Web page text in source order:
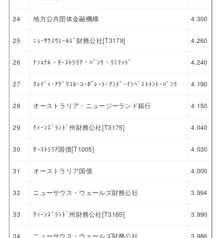
24 地方公共団体金融機構 4.300
25 ﾆｭｰｻｳｽｳｪｰﾙｽﾞ財務公社[T3179] 4.260
26 ﾅｼｮﾅﾙ・ｵｰｽﾄﾗﾘｱ・ﾊﾞﾝｸ・ﾘﾐﾃｯﾄﾞ 4.240
27 ｸﾚﾃﾞｨ･ｱｸﾞﾘｺﾙ･ｺｰﾎﾟﾚｰﾄ･ｱﾝﾄﾞ･ｲﾝﾍﾞｽﾄﾒﾝﾄ･ﾊﾞﾝｸ 4.190
28 オーストラリア・ニュージーランド銀行 4.150
29 ｸｨｰﾝｽﾞﾗﾝﾄﾞ州財務公社[T3175] 4.040
30 ｵｰｽﾄﾗﾘｱ国債[T1005] 4.030
31 オーストラリア国債 4.000
32 ニューサウス・ウェールズ財務公社 3.994
33 ｸｨｰﾝｽﾞﾗﾝﾄﾞ州財務公社[T3165] 3.990
34 ニューサウス・ウェールズ財務公社 3.986